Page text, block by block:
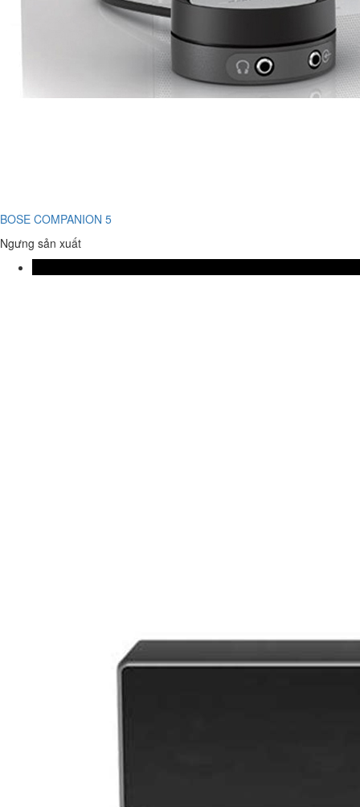
BOSE COMPANION 5
Ngưng sản xuất